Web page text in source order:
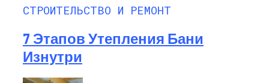
СТРОИТЕЛЬСТВО И РЕМОНТ
7 Этапов Утепления Бани
Изнутри